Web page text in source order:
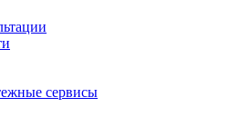
сервисы